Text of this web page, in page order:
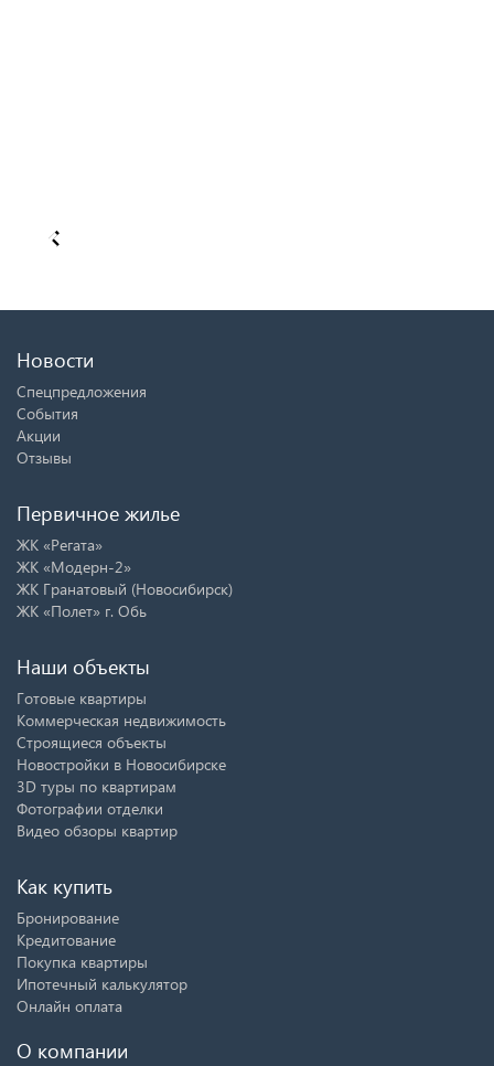
Новости
Спецпредложения
События
Акции
Отзывы
Первичное жилье
ЖК «Регата»
ЖК «Модерн-2»
ЖК Гранатовый (Новосибирск)
ЖК «Полет» г. Обь
Наши объекты
Готовые квартиры
Коммерческая недвижимость
Строящиеся объекты
Новостройки в Новосибирске
3D туры по квартирам
Фотографии отделки
Видео обзоры квартир
Как купить
Бронирование
Кредитование
Покупка квартиры
Ипотечный калькулятор
Онлайн оплата
О компании